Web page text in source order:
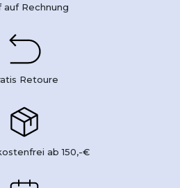
auf Rechnung
Retoure
ab 150,-€